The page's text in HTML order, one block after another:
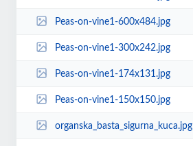
Peas-on-vine1-600x484.jpg
Peas-on-vine1-300x242.jpg
Peas-on-vine1-174x131.jpg
Peas-on-vine1-150x150.jpg
organska_basta_sigurna_kuca.jpg